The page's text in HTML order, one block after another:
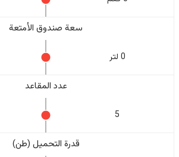
سعة صندوق الأمتعة
0 لتر
عدد المقاعد
5
قدرة التحميل (طن)